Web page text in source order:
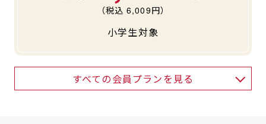
（税込 6,009円）
小学生対象
すべての会員プランを見る